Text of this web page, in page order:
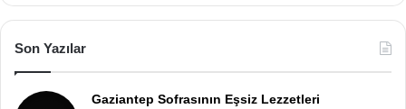
Son Yazılar
Gaziantep Sofrasının Eşsiz Lezzetleri